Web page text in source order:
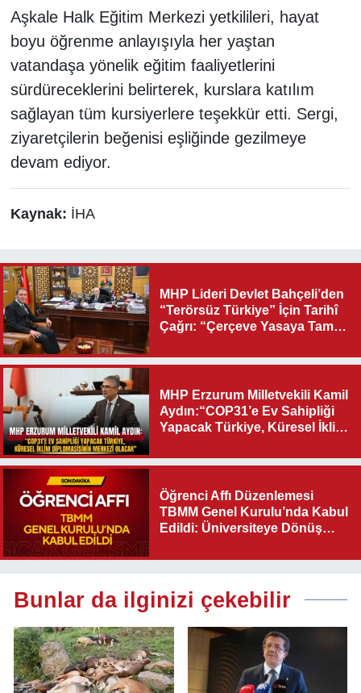
Aşkale Halk Eğitim Merkezi yetkilileri, hayat
boyu öğrenme anlayışıyla her yaştan
vatandaşa yönelik eğitim faaliyetlerini
sürdüreceklerini belirterek, kurslara katılım
sağlayan tüm kursiyerlere teşekkür etti. Sergi,
ziyaretçilerin beğenisi eşliğinde gezilmeye
devam ediyor.
Kaynak: İHA
MHP Lideri Devlet Bahçeli’den
“Terörsüz Türkiye” İçin Tarihî
Çağrı: “Çerçeve Yasaya Tam
MHP Erzurum Milletvekili Kamil
Aydın:“COP31’e Ev Sahipliği
Yapacak Türkiye, Küresel İklim
Olacak"
Öğrenci Affı Düzenlemesi
TBMM Genel Kurulu’nda Kabul
Edildi: Üniversiteye Dönüş
Bunlar da ilginizi çekebilir